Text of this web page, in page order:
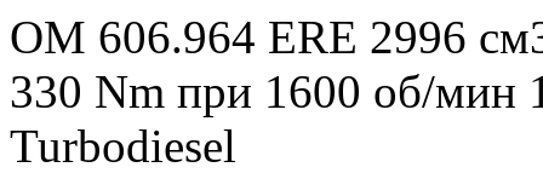
OM 606.964 ERE 2996
330 Nm при 1600 об/мин
Turbodiesel